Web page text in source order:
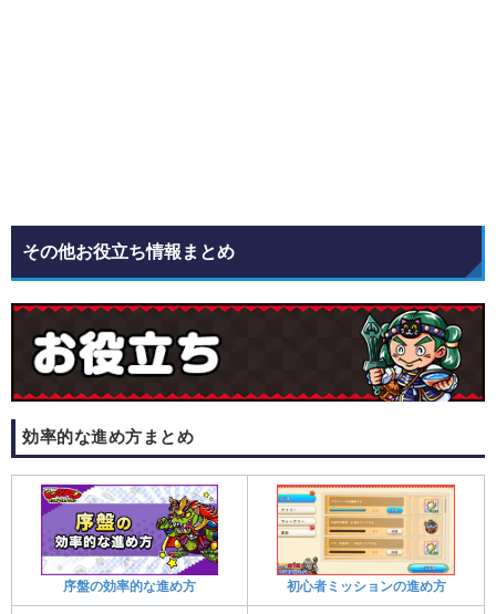
その他お役立ち情報まとめ
効率的な進め方まとめ​
序盤の効率的な進め方 初心者ミッションの進め方